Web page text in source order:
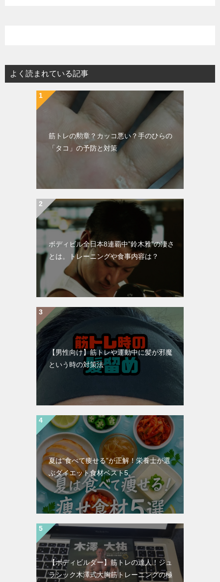
よく読まれている記事
筋トレの勲章？カッコ悪い？手のひらの
「タコ」の予防と対策
ボディビル全日本8連覇中”鈴木雅”の凄さ
とは。トレーニングや食事内容は？
【男性向け】筋トレや運動中に髪が邪魔
という時の対策法
夏は“食べて痩せる”が正解！栄養士が選
ぶダイエット食材ベスト5
【ボディビルダー】筋トレの達人！ジュ
ラシック木澤式大胸筋トレーニングの極